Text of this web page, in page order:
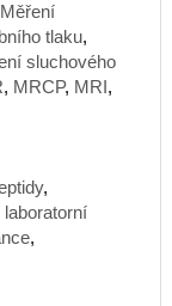
Měření
tlaku,
sluchového
, MRCP, MRI,
,
,